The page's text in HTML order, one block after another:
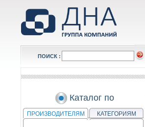
ПОИСК :
Каталог по
ПРОИЗВОДИТЕЛЯМ КАТЕГОРИЯМ